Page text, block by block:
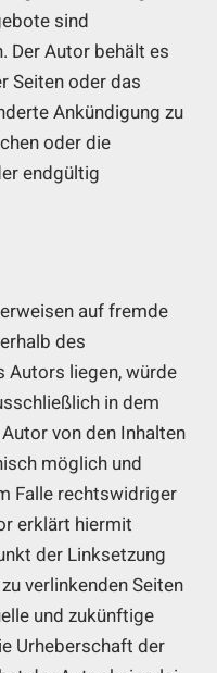
sind
Der Autor behält es
Seiten oder das
Ankündigung zu
oder die
endgültig
auf fremde
des
liegen, würde
in dem
von den Inhalten
möglich und
Falle rechtswidriger
erklärt hiermit
der Linksetzung
verlinkenden Seiten
und zukünftige
Urheberschaft der